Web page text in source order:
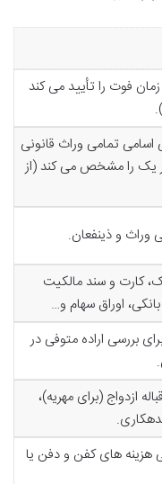
فوت را تأیید می کند
تمامی وراث قانونی
یک را مشخص می کند (از
وراث و ذینفعان.
کارت و سند مالکیت
اوراق سهام و…
بررسی اراده متوفی در
ازدواج (برای مهریه)،
هزینه های کفن و دفن یا